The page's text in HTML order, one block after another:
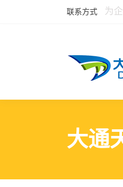
联系方式 为
大通